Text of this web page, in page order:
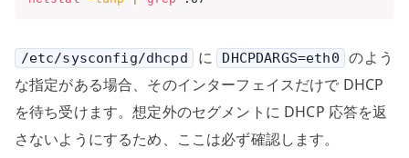
/etc/sysconfig/dhcpd に DHCPDARGS=eth0
のよう
な指定がある場合、そのインターフェイスだけで DHCP
を待ち受けます。想定外のセグメントに DHCP 応答を返
さないようにするため、ここは必ず確認します。